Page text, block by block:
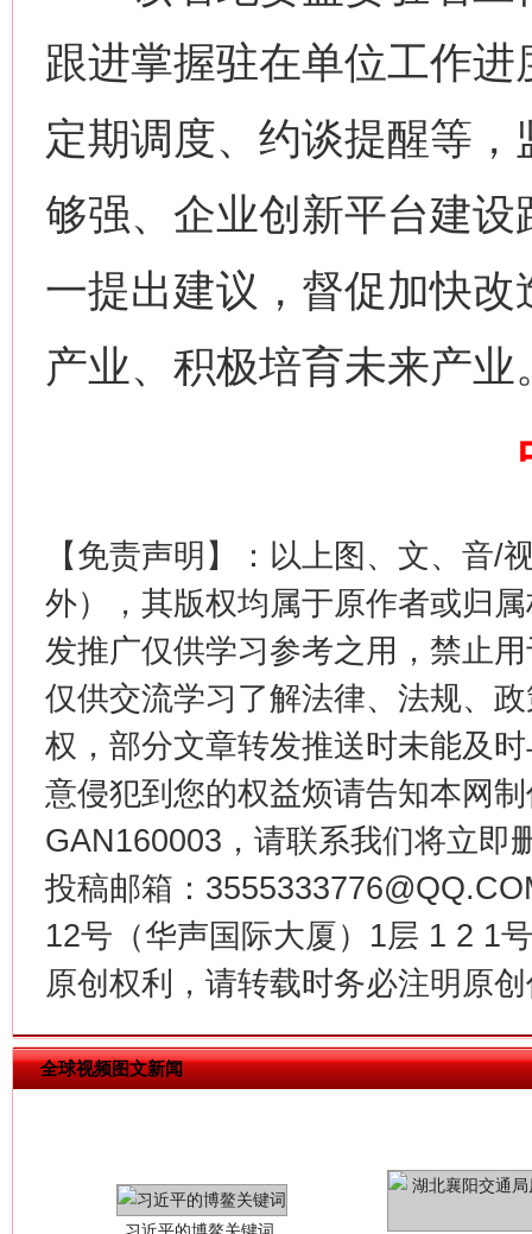
跟进掌握驻在单位工作
定期调度、约谈提醒等
够强、企业创新平台建
一提出建议，督促加快
产业、积极培育未来产业
【免责声明】：以上图、文、音/
外），其版权均属于原作者或归
发推广仅供学习参考之用，禁止
仅供交流学习了解法律、法规、
权，部分文章转发推送时未能及
意侵犯到您的权益烦请告知本网
GAN160003，请联系我们将立即
投稿邮箱：
12号（华声国际大厦）1层 1 2 1
原创权利，请转载时务必注明原
全球视频图文新闻
网上购药对药下症？
谢
在谋一域中谋全局
今
习近平的博鳌关键词
魏明亮